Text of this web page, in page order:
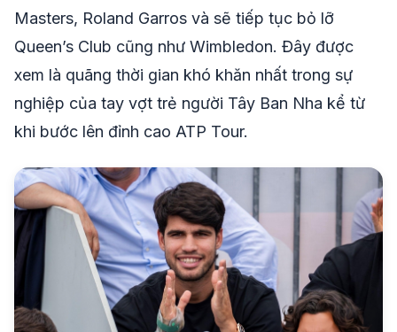
Masters, Roland Garros và sẽ tiếp tục bỏ lỡ
Queen’s Club cũng như Wimbledon. Đây được
xem là quãng thời gian khó khăn nhất trong sự
nghiệp của tay vợt trẻ người Tây Ban Nha kể từ
khi bước lên đỉnh cao ATP Tour.